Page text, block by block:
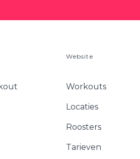
Website
Workouts
Locaties
Roosters
Tarieven